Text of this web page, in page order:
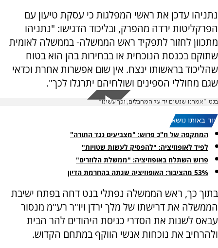
נתניהו עדכן את ראשי המפלגות כי עסקת טיעון עם
הפרקליטות ירדה מהפרק, ובליכוד הדגישו: "נתניהו
מתכוון לחזור לתפקיד ראש הממשלה- בממשלה לאומית
שתוקם בכנסת הנוכחית או בבחירות בהן הוא בטוח
שהליכוד בראשותו ינצח. אין שום אפשרות אחרת וכדאי
שגם מחוללי הספינים ושולחיהם יתרגלו לכך".
בנט: "אמרנו שנשים יד על המחבלים, וכך עשינו"
עוד באותו נושא:
המתקפה של ח"כ פרוש: "מצביעים נגד התורה"
לפיד לאופוזיציה: "להפסיק לעשות שטויות"
פרוש השתלח באופוזיציה: "ממשלת הלוזרים"
53% מהציבור: האופוזיציה שגתה בהחרמת הדיון
בתוך כך, ראש הממשלה נפתלי בנט דחה בפתח ישיבת
הממשלה את דרישתו של מלך ירדן ויו"ר רע''מ מנסור
עבאס לשנות את הסדרי כניסת היהודים להר הבית
ולהרחיב את נוכחות אנשי הווקף במתחם הקדוש.